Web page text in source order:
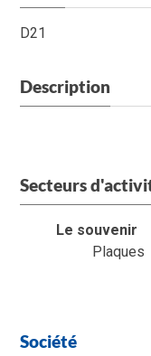
D21
Description
Secteurs
Le souvenir
Plaques
Société